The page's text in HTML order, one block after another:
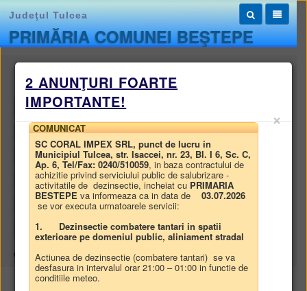
Judeţul Tulcea
PRIMĂRIA COMUNEI BEŞTEPE
Monitorul oficial local
STATUTUL UNITĂȚII ADMINISTRATIV-TERITORIALE
REGULAMENTELE PRIVIND PROCEDURILE ADMINISTRATIVE
HOTĂRÂRILE AUTORITĂȚII DELIBERATIVE
DISPOZIȚIILE AUTORITĂȚII EXECUTIVE
DOCUMENTE ȘI INFORMAȚII FINANCIARE
ALTE DOCUMENTE
Harta site/Monitorul oficial local/ HOTĂRÂRILE AUTORITĂȚII DELIBERATIVE
2 ANUNŢURI FOARTE
IMPORTANTE!
×
COMUNICAT
SC CORAL IMPEX SRL, punct de lucru in
Municipiul Tulcea, str. Isaccei, nr. 23, Bl. I 6, Sc. C,
Ap. 6, Tel/Fax: 0240/510059, in baza contractului de
achizitie privind serviciului public de salubrizare -
activitatile de dezinsectie, incheiat cu PRIMARIA
BESTEPEva informeaza ca in data de03.07.2026
se vor executa urmatoarele servicii:
1.
Dezinsectie combatere tantari in spatii
exterioare pe domeniul public, aliniament stradal
Actiunea de dezinsectie (combatere tantari) se va
desfasura in intervalul orar 21:00 – 01:00 in functie de
conditiile meteo.